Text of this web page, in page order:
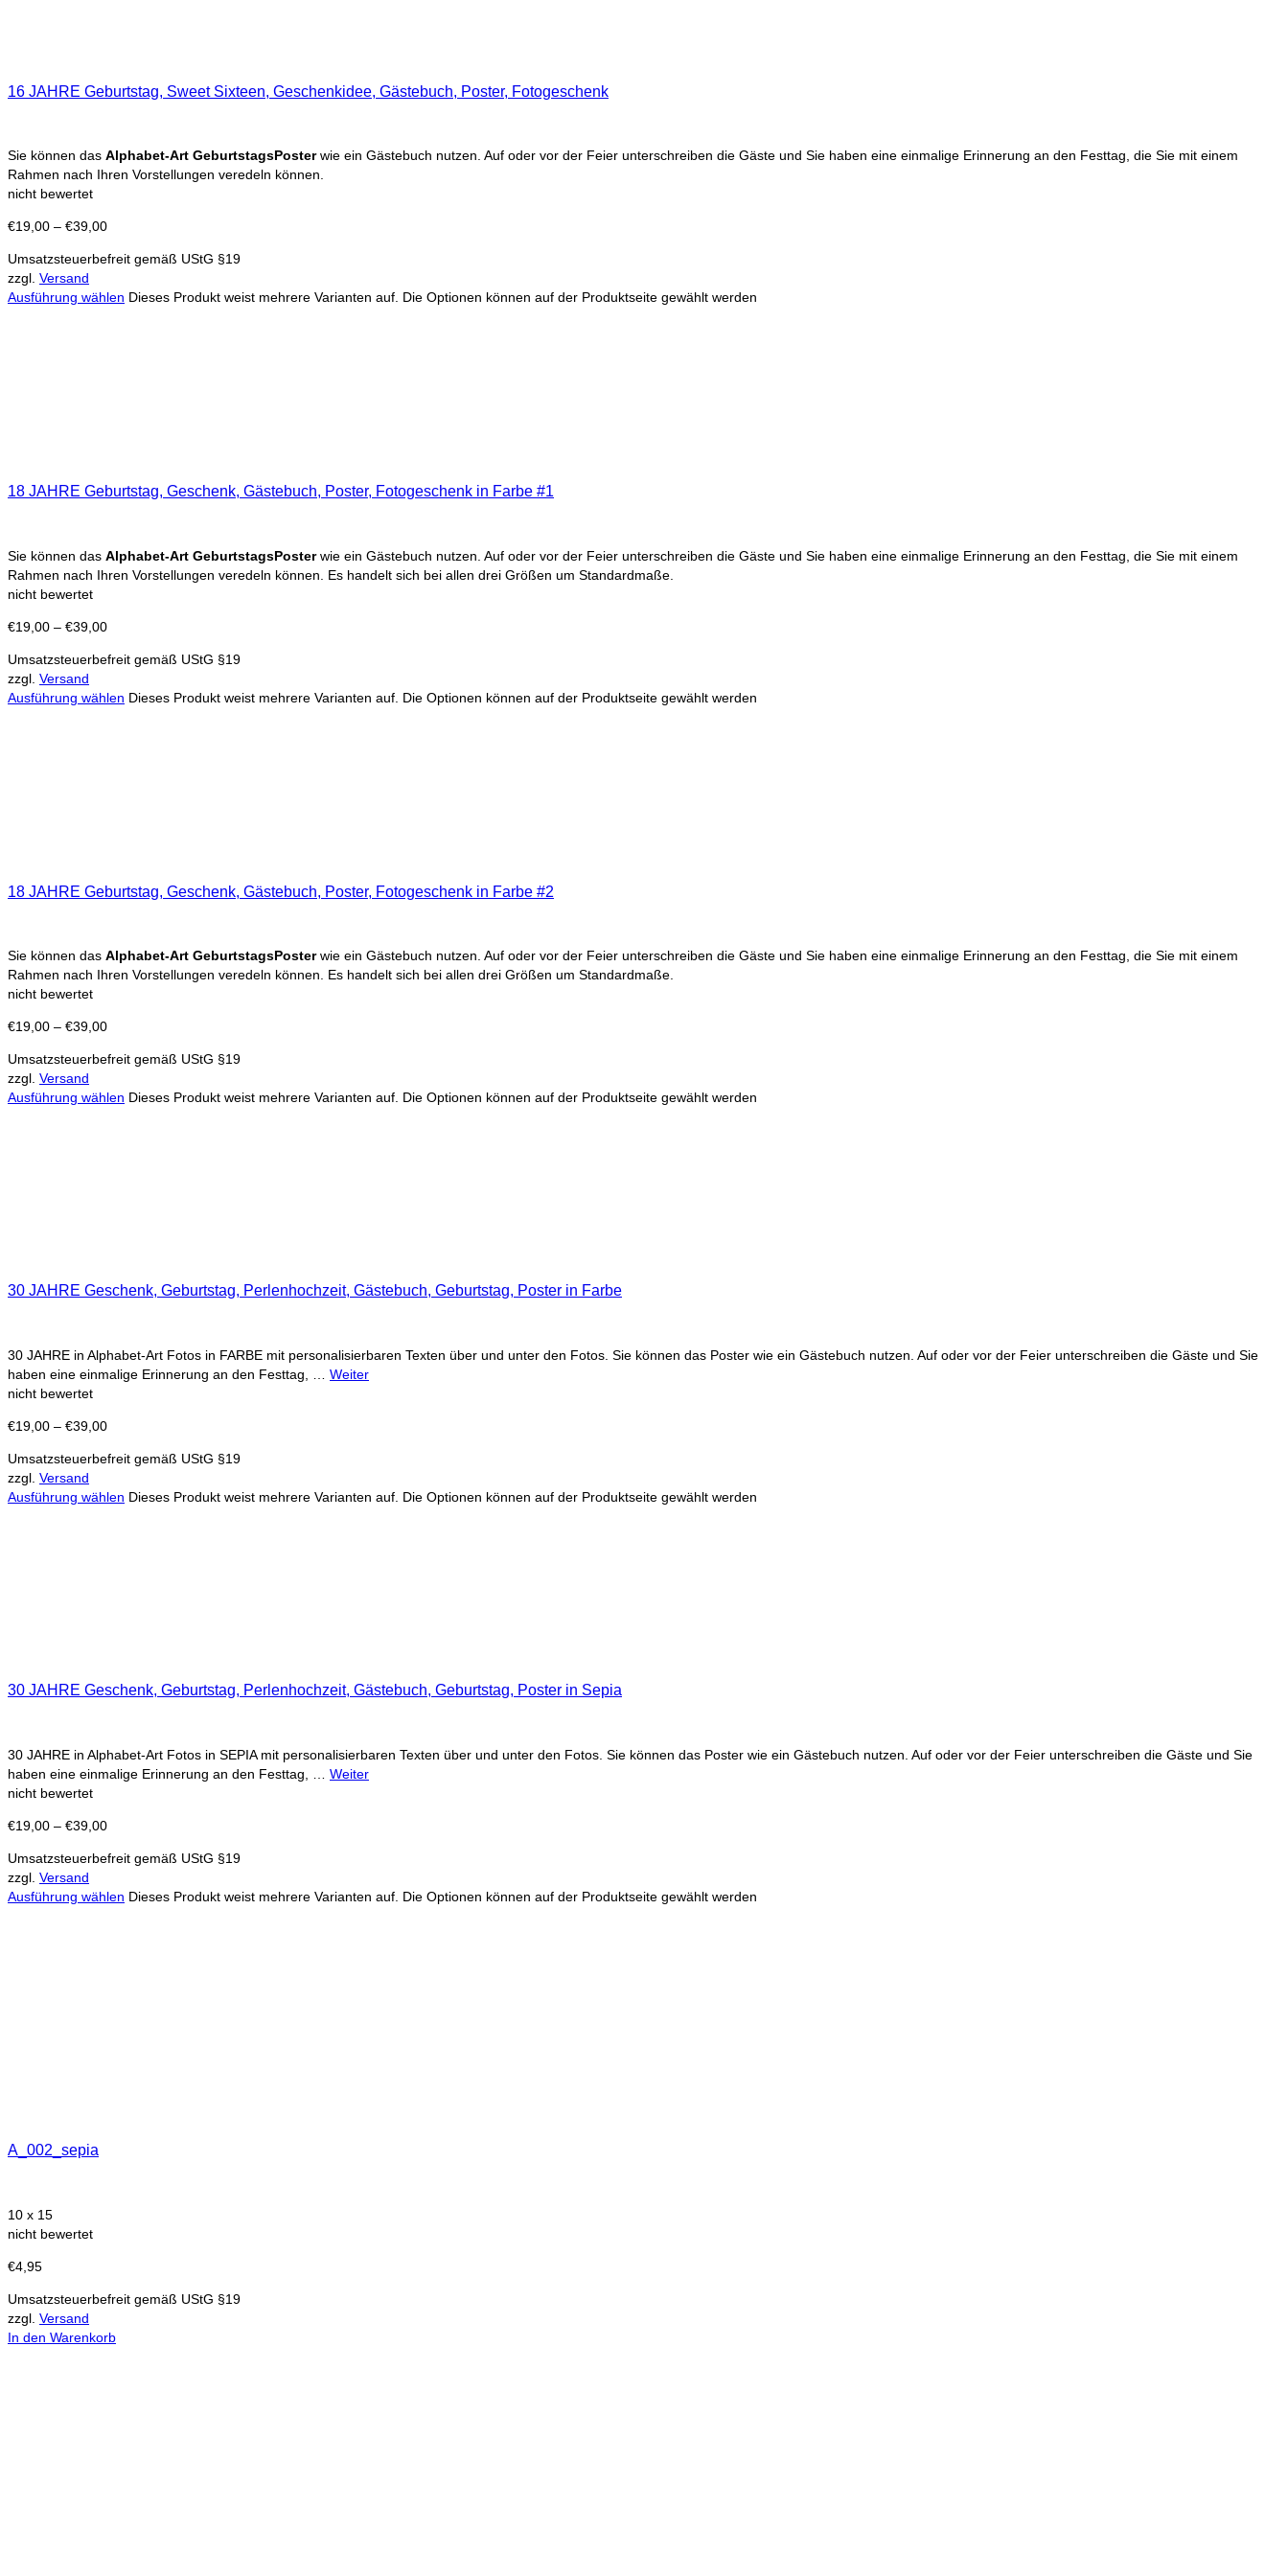
16 JAHRE Geburtstag, Sweet Sixteen, Geschenkidee, Gästebuch, Poster, Fotogeschenk
Sie können das Alphabet-Art GeburtstagsPosterwie ein Gästebuch nutzen. Auf oder vor der Feier unterschreiben die Gäste und Sie haben eine einmalige Erinnerung an den Festtag, die Sie mit einem
Rahmen nach Ihren Vorstellungen veredeln können.
nicht bewertet
€19,00 – €39,00
Umsatzsteuerbefreit gemäß UStG §19
zzgl. Versand
Ausführung wählen Dieses Produkt weist mehrere Varianten auf. Die Optionen können auf der Produktseite gewählt werden
18 JAHRE Geburtstag, Geschenk, Gästebuch, Poster, Fotogeschenk in Farbe #1
Sie können das Alphabet-Art GeburtstagsPosterwie ein Gästebuch nutzen. Auf oder vor der Feier unterschreiben die Gäste und Sie haben eine einmalige Erinnerung an den Festtag, die Sie mit einem
Rahmen nach Ihren Vorstellungen veredeln können. Es handelt sich bei allen drei Größen um Standardmaße.
nicht bewertet
€19,00 – €39,00
Umsatzsteuerbefreit gemäß UStG §19
zzgl. Versand
Ausführung wählen Dieses Produkt weist mehrere Varianten auf. Die Optionen können auf der Produktseite gewählt werden
18 JAHRE Geburtstag, Geschenk, Gästebuch, Poster, Fotogeschenk in Farbe #2
Sie können das Alphabet-Art GeburtstagsPosterwie ein Gästebuch nutzen. Auf oder vor der Feier unterschreiben die Gäste und Sie haben eine einmalige Erinnerung an den Festtag, die Sie mit einem
Rahmen nach Ihren Vorstellungen veredeln können. Es handelt sich bei allen drei Größen um Standardmaße.
nicht bewertet
€19,00 – €39,00
Umsatzsteuerbefreit gemäß UStG §19
zzgl. Versand
Ausführung wählen Dieses Produkt weist mehrere Varianten auf. Die Optionen können auf der Produktseite gewählt werden
30 JAHRE Geschenk, Geburtstag, Perlenhochzeit, Gästebuch, Geburtstag, Poster in Farbe
30 JAHRE in Alphabet-Art Fotos in FARBE mit personalisierbaren Texten über und unter den Fotos. Sie können das Poster wie ein Gästebuch nutzen. Auf oder vor der Feier unterschreiben die Gäste und Sie
haben eine einmalige Erinnerung an den Festtag, … Weiter
nicht bewertet
€19,00 – €39,00
Umsatzsteuerbefreit gemäß UStG §19
zzgl. Versand
Ausführung wählen Dieses Produkt weist mehrere Varianten auf. Die Optionen können auf der Produktseite gewählt werden
30 JAHRE Geschenk, Geburtstag, Perlenhochzeit, Gästebuch, Geburtstag, Poster in Sepia
30 JAHRE in Alphabet-Art Fotos in SEPIA mit personalisierbaren Texten über und unter den Fotos. Sie können das Poster wie ein Gästebuch nutzen. Auf oder vor der Feier unterschreiben die Gäste und Sie
haben eine einmalige Erinnerung an den Festtag, … Weiter
nicht bewertet
€19,00 – €39,00
Umsatzsteuerbefreit gemäß UStG §19
zzgl. Versand
Ausführung wählen Dieses Produkt weist mehrere Varianten auf. Die Optionen können auf der Produktseite gewählt werden
A_002_sepia
10 x 15
nicht bewertet
€4,95
Umsatzsteuerbefreit gemäß UStG §19
zzgl. Versand
In den Warenkorb